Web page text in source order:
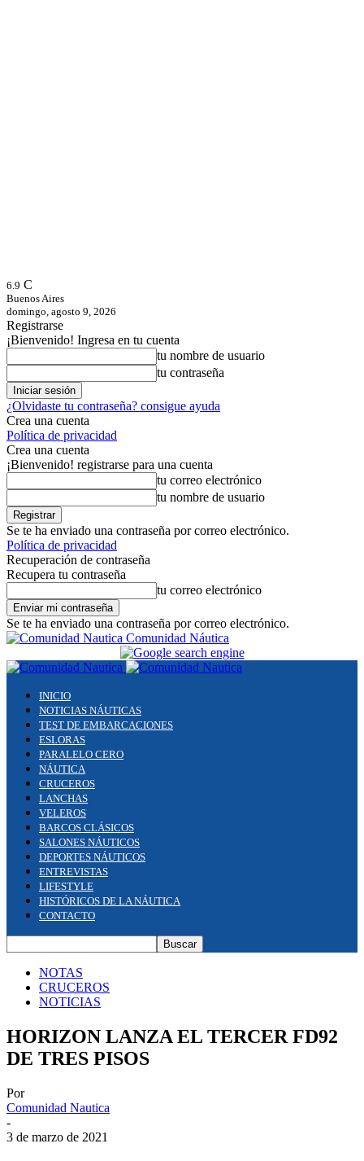
6.9 C
Buenos Aires
domingo, agosto 9, 2026
Registrarse
¡Bienvenido! Ingresa en tu cuenta
tu nombre de usuario
tu contraseña
¿Olvidaste tu contraseña? consigue ayuda
Crea una cuenta
Política de privacidad
Crea una cuenta
¡Bienvenido! registrarse para una cuenta
tu correo electrónico
tu nombre de usuario
Se te ha enviado una contraseña por correo electrónico.
Política de privacidad
Recuperación de contraseña
Recupera tu contraseña
tu correo electrónico
Se te ha enviado una contraseña por correo electrónico.
Comunidad Náutica
INICIO
NOTICIAS NÁUTICAS
TEST DE EMBARCACIONES
ESLORAS
PARALELO CERO
NÁUTICA
CRUCEROS
LANCHAS
VELEROS
BARCOS CLÁSICOS
SALONES NÁUTICOS
DEPORTES NÁUTICOS
ENTREVISTAS
LIFESTYLE
HISTÓRICOS DE LA NÁUTICA
CONTACTO
NOTAS
CRUCEROS
NOTICIAS
HORIZON LANZA EL TERCER FD92
DE TRES PISOS
Por
Comunidad Nautica
-
3 de marzo de 2021